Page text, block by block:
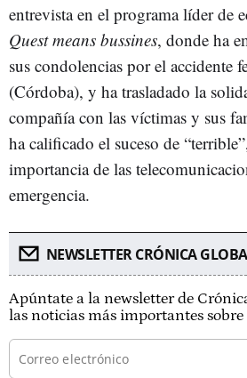
entrevista en el programa líder de
Quest means bussines, donde ha
sus condolencias por el accidente
(Córdoba), y ha trasladado la
compañía con las víctimas y sus
ha calificado el suceso de
importancia de las
emergencia.
NEWSLETTER CRÓNICA
Apúntate a la newsletter de
las noticias más importantes